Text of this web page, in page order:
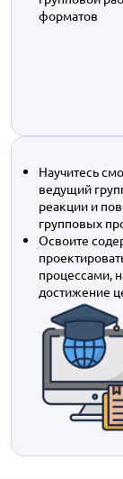
форматов
Научитесь
ведущий
реакции и
групповых
Освоите
процессами,
достижение